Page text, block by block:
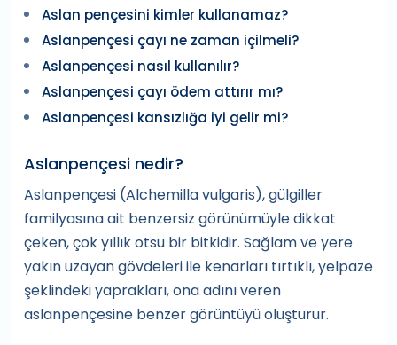
Aslan pençesini kimler kullanamaz?
Aslanpençesi çayı ne zaman içilmeli?
Aslanpençesi nasıl kullanılır?
Aslanpençesi çayı ödem attırır mı?
Aslanpençesi kansızlığa iyi gelir mi?
Aslanpençesi nedir?
Aslanpençesi (Alchemilla vulgaris), gülgiller
familyasına ait benzersiz görünümüyle dikkat
çeken, çok yıllık otsu bir bitkidir. Sağlam ve yere
yakın uzayan gövdeleri ile kenarları tırtıklı, yelpaze
şeklindeki yaprakları, ona adını veren
aslanpençesine benzer görüntüyü oluşturur.